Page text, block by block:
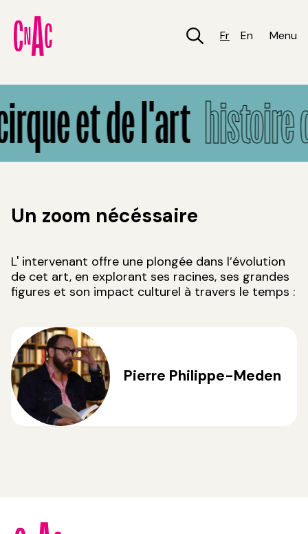
contenu
principal
Fr En Menu
et de l'art histoire
Un zoom nécéssaire
L' intervenant offre une plongée dans l’évolution
de cet art, en explorant ses racines, ses grandes
figures et son impact culturel à travers le temps :
Pierre Philippe-Meden